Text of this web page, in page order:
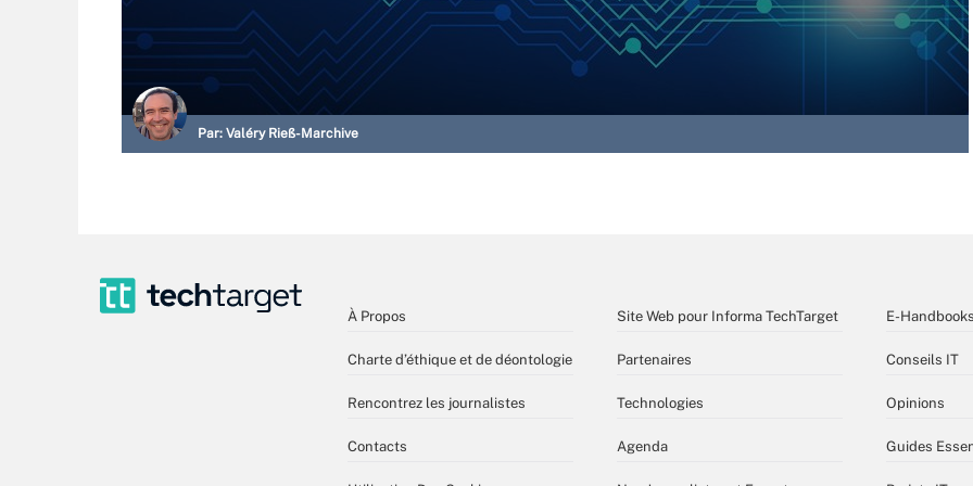
Par: Valéry Rieß-Marchive
À Propos
Charte d’éthique et de déontologie
Rencontrez les journalistes
Contacts
Site Web pour Informa TechTarget
Partenaires
Technologies
Agenda
E-Handbooks
Conseils IT
Opinions
Guides